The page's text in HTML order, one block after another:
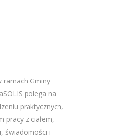
ramach Gminy
polega na
praktycznych,
pracy z ciałem,
świadomości i